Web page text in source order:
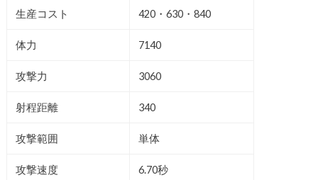
生産コスト 420・630・840
体力 7140
攻撃力 3060
射程距離 340
攻撃範囲 単体
攻撃速度 6.70秒